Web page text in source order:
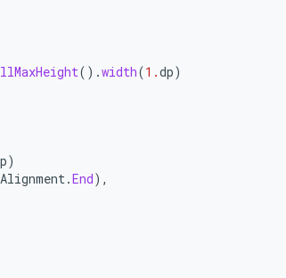
().width(1.dp)
)
Alignment.End),